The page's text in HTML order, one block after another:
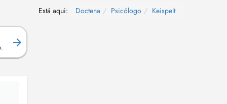
Está aqui: Doctena Psicólogo Keispelt